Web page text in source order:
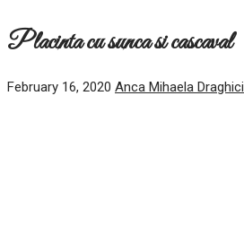
Placinta cu sunca si cascaval
February 16, 2020 Anca Mihaela Draghici